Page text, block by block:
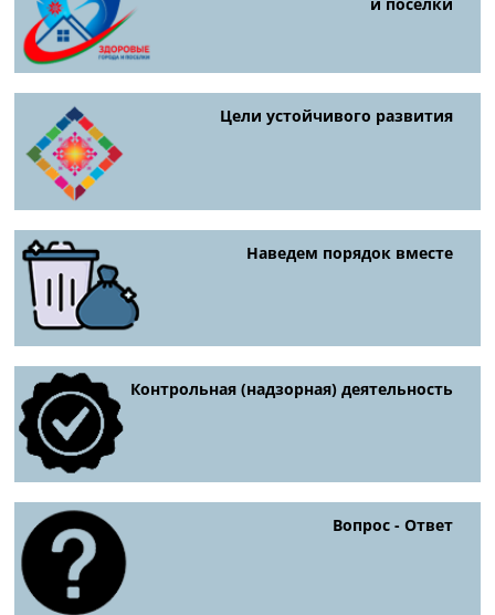
Цели устойчивого развития
Наведем порядок вместе
Контрольная (надзорная) деятельность
Вопрос - Ответ